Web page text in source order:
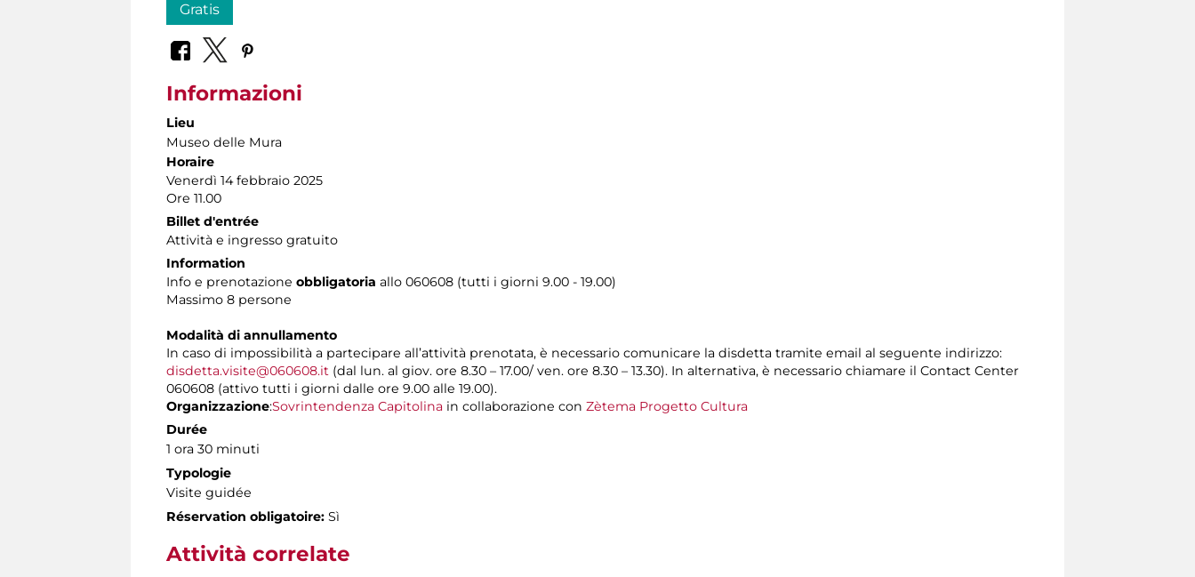
Gratis
Informazioni
Lieu
Museo delle Mura
Horaire
Venerdì 14 febbraio 2025
Ore 11.00
Billet d'entrée
Attività e ingresso gratuito
Information
Info e prenotazione obbligatoria allo 060608 (tutti i giorni 9.00 - 19.00)
Massimo 8 persone
Modalità di annullamento
In caso di impossibilità a partecipare all’attività prenotata, è necessario comunicare la disdetta tramite email al seguente indirizzo:
disdetta.visite@060608.it (dal lun. al giov. ore 8.30 – 17.00/ ven. ore 8.30 – 13.30). In alternativa, è necessario chiamare il Contact Center
060608 (attivo tutti i giorni dalle ore 9.00 alle 19.00).
Organizzazione:Sovrintendenza Capitolina in collaborazione con Zètema Progetto Cultura
Durée
1 ora 30 minuti
Typologie
Visite guidée
Réservation obligatoire: Sì
Attività correlate